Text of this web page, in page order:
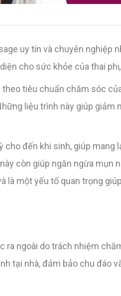
uy tín và chuyên nghiệp
cho sức khỏe của thai
tiêu chuẩn chăm sóc
liệu trình này giúp giảm
đến khi sinh, giúp mang
còn giúp ngăn ngừa mụn
một yếu tố quan trọng
ra ngoài do trách nhiệm
tại nhà, đảm bảo chu đáo